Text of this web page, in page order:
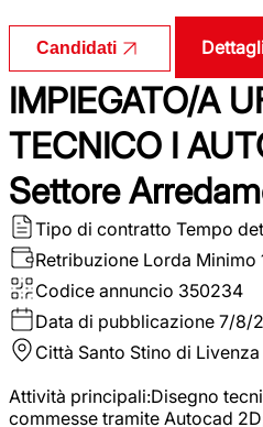
Candidati
IMPIEGATO/A
TECNICO I
Settore
Tipo di contratto Tempo
Retribuzione Lorda Minimo
Codice annuncio 350234
Data di pubblicazione 7/8/
Città Santo Stino di Livenza
Attività principali:Disegno
commesse tramite Autocad